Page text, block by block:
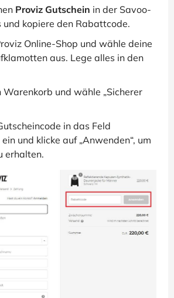
Proviz Gutschein in der Savoo-
und kopiere den Rabattcode.
Online-Shop und wähle deine
aus. Lege alles in den
Warenkorb und wähle „Sicherer
in das Feld
und klicke auf „Anwenden“, um
erhalten.